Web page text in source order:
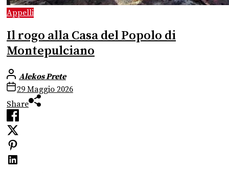
Appelli
Il rogo alla Casa del Popolo di
Montepulciano
Alekos Prete
29 Maggio 2026
Share